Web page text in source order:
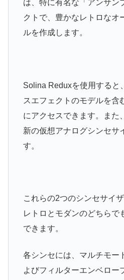
は、特に有名な「アンサン
クトで、豊かなレトロなオ
ルを作成します。
Solina Reduxを使用すると
スエフェクトのモデルを含
にアクセスできます。
また
新の仮想アナログシンセサ
す。
これらの2つのシンセサイ
レトロとモダンのどちらで
できます。
各シンセには、マルチモー
よびフィルターエンベロー